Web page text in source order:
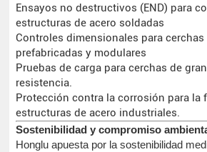
Ensayos no destructivos (END) para
estructuras de acero soldadas
Controles dimensionales para cerchas
prefabricadas y modulares
Pruebas de carga para cerchas de
resistencia.
Protección contra la corrosión para la
estructuras de acero industriales.
Sostenibilidad y compromiso
Honglu apuesta por la sostenibilidad